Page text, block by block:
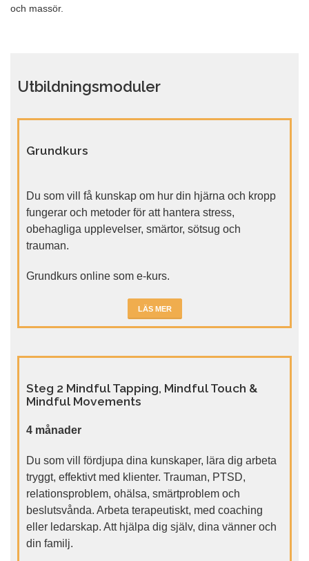
och massör.
Utbildningsmoduler
Grundkurs
Du som vill få kunskap om hur din hjärna och kropp
fungerar och metoder för att hantera stress,
obehagliga upplevelser, smärtor, sötsug och
trauman.
Grundkurs online som e-kurs.
LÄS MER
Steg 2 Mindful Tapping, Mindful Touch &
Mindful Movements
4 månader
Du som vill fördjupa dina kunskaper, lära dig arbeta
tryggt, effektivt med klienter. Trauman, PTSD,
relationsproblem, ohälsa, smärtproblem och
beslutsvånda. Arbeta terapeutiskt, med coaching
eller ledarskap. Att hjälpa dig själv, dina vänner och
din familj.